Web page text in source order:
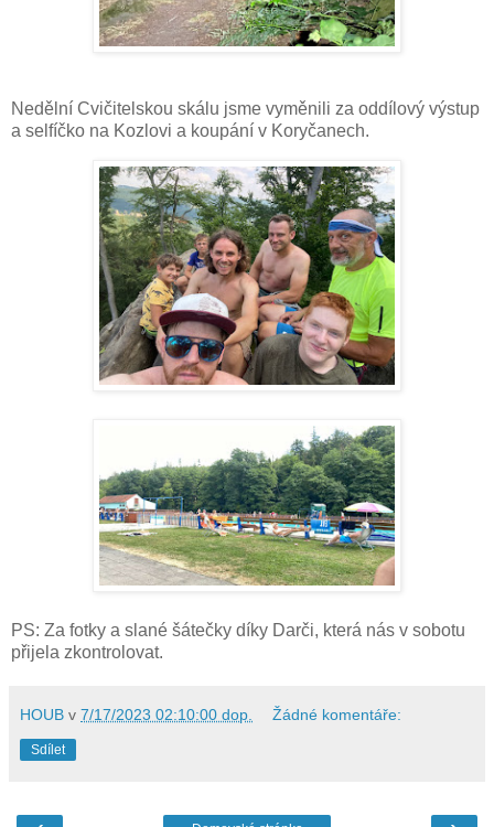
Nedělní Cvičitelskou skálu jsme vyměnili za oddílový výstup
a selfíčko na Kozlovi a koupání v Koryčanech.
PS: Za fotky a slané šátečky díky Darči, která nás v sobotu
přijela zkontrolovat.
HOUB v 7/17/2023 02:10:00 dop. Žádné komentáře:
Sdílet